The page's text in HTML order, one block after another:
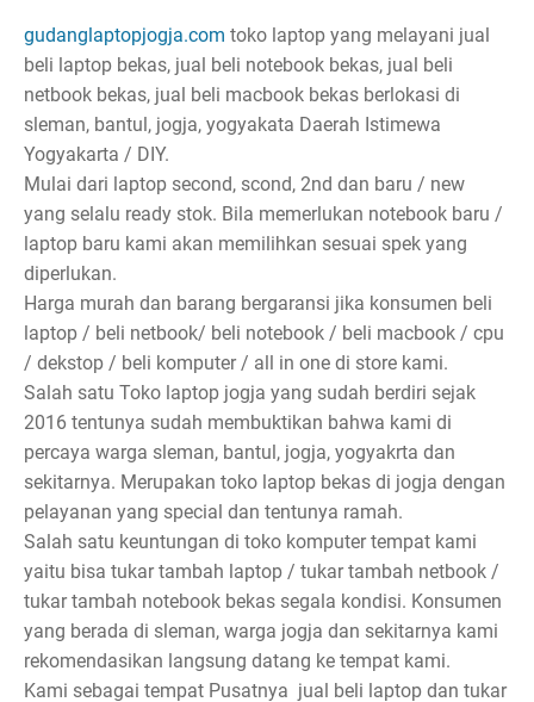
gudanglaptopjogja.com toko laptop yang melayani jual
beli laptop bekas, jual beli notebook bekas, jual beli
netbook bekas, jual beli macbook bekas berlokasi di
sleman, bantul, jogja, yogyakata Daerah Istimewa
Yogyakarta / DIY.
Mulai dari laptop second, scond, 2nd dan baru / new
yang selalu ready stok. Bila memerlukan notebook baru /
laptop baru kami akan memilihkan sesuai spek yang
diperlukan.
Harga murah dan barang bergaransi jika konsumen beli
laptop / beli netbook/ beli notebook / beli macbook / cpu
/ dekstop / beli komputer / all in one di store kami.
Salah satu Toko laptop jogja yang sudah berdiri sejak
2016 tentunya sudah membuktikan bahwa kami di
percaya warga sleman, bantul, jogja, yogyakrta dan
sekitarnya. Merupakan toko laptop bekas di jogja dengan
pelayanan yang special dan tentunya ramah.
Salah satu keuntungan di toko komputer tempat kami
yaitu bisa tukar tambah laptop / tukar tambah netbook /
tukar tambah notebook bekas segala kondisi. Konsumen
yang berada di sleman, warga jogja dan sekitarnya kami
rekomendasikan langsung datang ke tempat kami.
Kami sebagai tempat Pusatnya jual beli laptop dan tukar